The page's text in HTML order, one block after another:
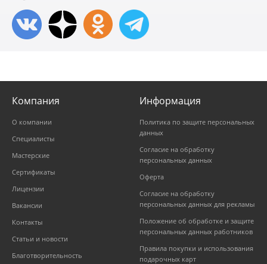
Компания
О компании
Специалисты
Мастерские
Сертификаты
Лицензии
Вакансии
Контакты
Статьи и новости
Благотворительность
Информация
Политика по защите персональных
данных
Согласие на обработку
персональных данных
Оферта
Согласие на обработку
персональных данных для рекламы
Положение об обработке и защите
персональных данных работников
Правила покупки и использования
подарочных карт